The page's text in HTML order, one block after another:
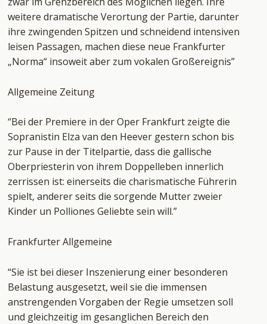
weitere dramatische Verortung der Partie, darunter
ihre zwingenden Spitzen und schneidend intensiven
leisen Passagen, machen diese neue Frankfurter
„Norma“ insoweit aber zum vokalen Großereignis”
Allgemeine Zeitung
“Bei der Premiere in der Oper Frankfurt zeigte die
Sopranistin Elza van den Heever gestern schon bis
zur Pause in der Titelpartie, dass die gallische
Oberpriesterin von ihrem Doppelleben innerlich
zerrissen ist: einerseits die charismatische Führerin
spielt, anderer seits die sorgende Mutter zweier
Kinder un Polliones Geliebte sein will.”
Frankfurter Allgemeine
“Sie ist bei dieser Inszenierung einer besonderen
Belastung ausgesetzt, weil sie die immensen
anstrengenden Vorgaben der Regie umsetzen soll
und gleichzeitig im gesanglichen Bereich den